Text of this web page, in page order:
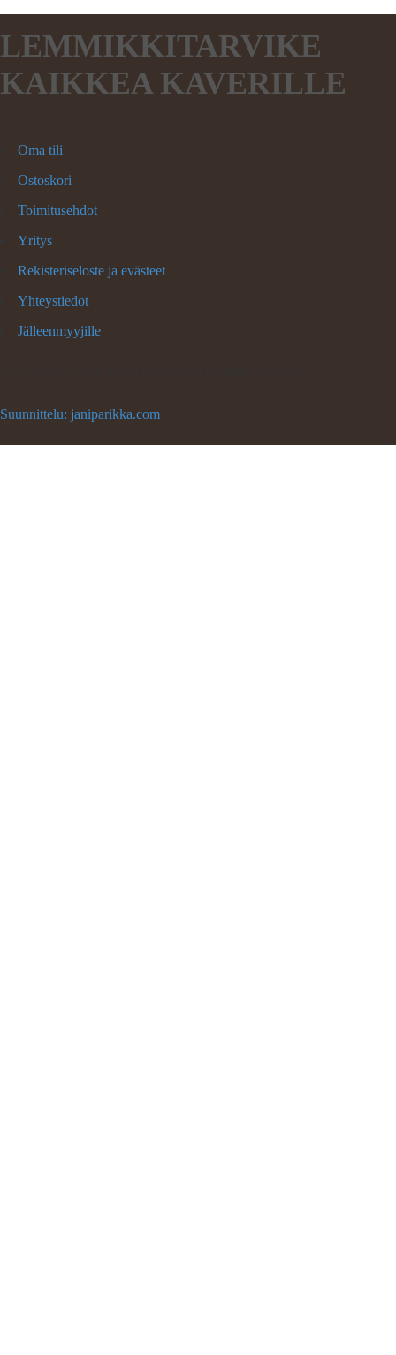
LEMMIKKITARVIKE
KAIKKEA KAVERILLE
Oma tili
Ostoskori
Toimitusehdot
Yritys
Rekisteriseloste ja evästeet
Yhteystiedot
Jälleenmyyjille
Suunnittelu: janiparikka.com